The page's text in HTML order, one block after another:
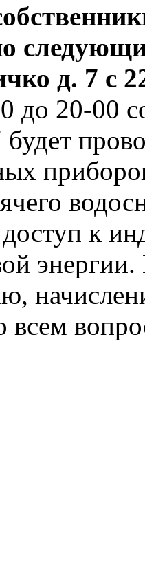
д. 7 с
до 20-00
доступ к
энергии.
всем